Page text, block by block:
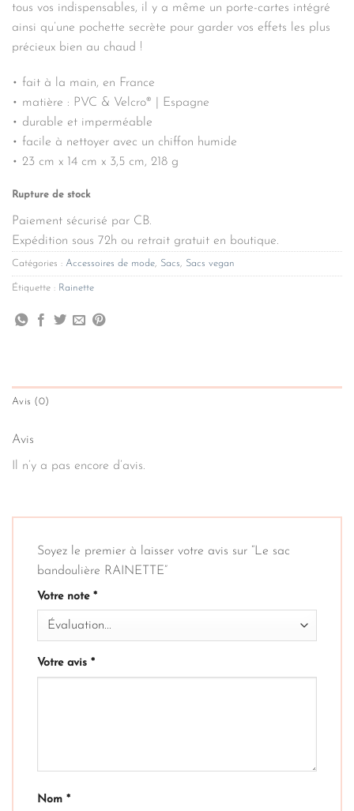
tous vos indispensables, il y a même un porte-cartes intégré
ainsi qu’une pochette secrète pour garder vos effets les plus
précieux bien au chaud !
• fait à la main, en France
• matière : PVC & Velcro® | Espagne
• durable et imperméable
• facile à nettoyer avec un chiffon humide
• 23 cm x 14 cm x 3,5 cm, 218 g
Rupture de stock
Paiement sécurisé par CB.
Expédition sous 72h ou retrait gratuit en boutique.
Catégories : Accessoires de mode, Sacs, Sacs vegan
Étiquette : Rainette
Avis (0)
Avis
Il n’y a pas encore d’avis.
Soyez le premier à laisser votre avis sur “Le sac
bandoulière RAINETTE”
Votre note *
Votre avis *
Nom *